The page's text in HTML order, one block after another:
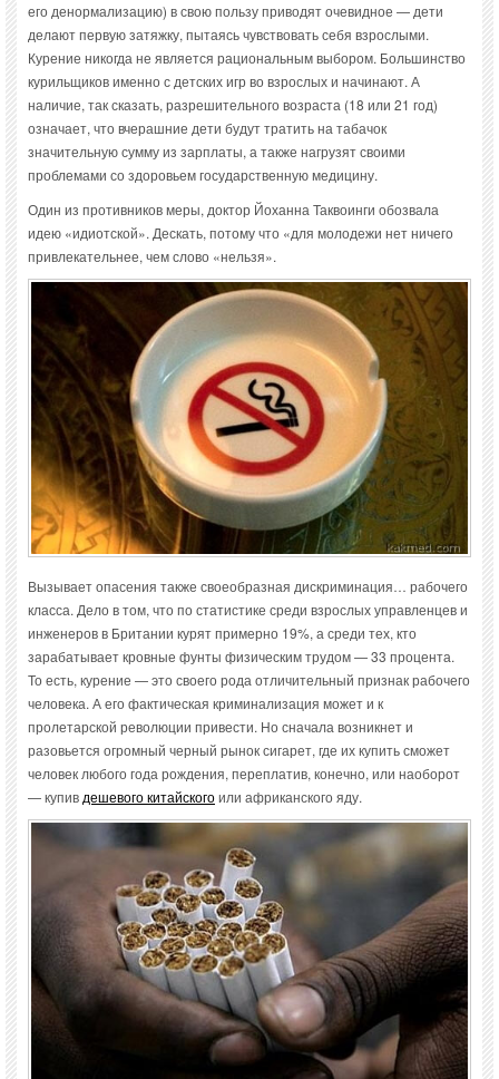
его денормализацию) в свою пользу приводят очевидное — дети
делают первую затяжку, пытаясь чувствовать себя взрослыми.
Курение никогда не является рациональным выбором. Большинство
курильщиков именно с детских игр во взрослых и начинают. А
наличие, так сказать, разрешительного возраста (18 или 21 год)
означает, что вчерашние дети будут тратить на табачок
значительную сумму из зарплаты, а также нагрузят своими
проблемами со здоровьем государственную медицину.
Один из противников меры, доктор Йоханна Таквоинги обозвала
идею «идиотской». Дескать, потому что «для молодежи нет ничего
привлекательнее, чем слово «нельзя».
Вызывает опасения также своеобразная дискриминация… рабочего
класса. Дело в том, что по статистике среди взрослых управленцев и
инженеров в Британии курят примерно 19%, а среди тех, кто
зарабатывает кровные фунты физическим трудом — 33 процента.
То есть, курение — это своего рода отличительный признак рабочего
человека. А его фактическая криминализация может и к
пролетарской революции привести. Но сначала возникнет и
разовьется огромный черный рынок сигарет, где их купить сможет
человек любого года рождения, переплатив, конечно, или наоборот
— купив дешевого китайскогоили африканского яду.